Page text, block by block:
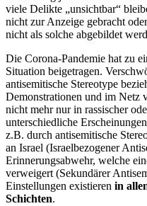
viele Delikte „unsichtbar“
nicht zur Anzeige gebracht
nicht als solche abgebildet
Die Corona-Pandemie hat zu
Situation beigetragen.
antisemitische Stereotype
Demonstrationen und im Netz
nicht mehr nur in rassischer
unterschiedliche
z.B. durch antisemitische
an Israel (Israelbezogener
Erinnerungsabwehr, welche
verweigert (Sekundärer
Einstellungen existieren in
Schichten.